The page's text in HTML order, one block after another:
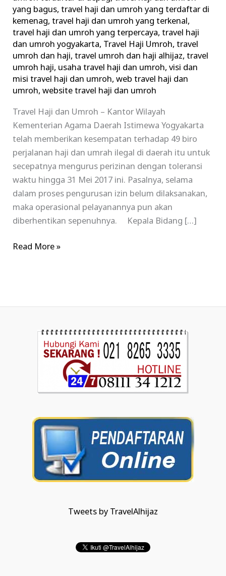
yang bagus,travel haji dan umroh yang terdaftar di
kemenag,travel haji dan umroh yang terkenal,
travel haji dan umroh yang terpercaya,travel haji
dan umroh yogyakarta, Travel Haji Umroh,travel
umroh dan haji,travel umroh dan haji alhijaz,travel
umroh haji, usaha travel haji dan umroh,visi dan
misi travel haji dan umroh,web travel haji dan
umroh,website travel haji dan umroh
Travel Haji dan Umroh – Kantor Wilayah
Kementerian Agama Daerah Istimewa Yogyakarta
telah memberikan kesempatan terhadap 49 biro
perjalanan haji dan umrah ilegal di daerah itu untuk
secepatnya mengurus perizinan dengan toleransi
waktu hingga 31 Mei 2017 ini. Pasalnya, selama
dalam proses pengurusan izin belum dilaksanakan,
maka operasional pelayanannya pun akan
diberhentikan sepenuhnya. Kepala Bidang […]
Read More »
Tweets by TravelAlhijaz